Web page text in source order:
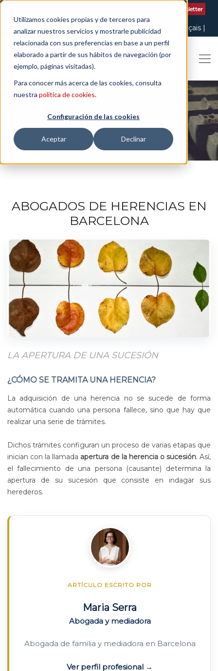
Utilizamos cookies propias y de terceros para
analizar nuestros servicios y mostrarle publicidad
relacionada con sus preferencias en base a un perfil
elaborado a partir de sus hábitos de navegación (por
ejemplo, páginas visitadas).
Para conocer más acerca de las cookies, consulta
nuestra política de cookies.
Configuración de las cookies
Aceptar Declinar
Suscribete a nuestro Newsletter
Español Català
English Français
Italiano
THE ART OF BEING LEGAL
ABOGADOS DE HERENCIAS EN
BARCELONA
LA APERTURA DE UNA SUCESIÓN
¿CÓMO SE TRAMITA UNA HERENCIA?
La adquisición de una herencia no se sucede de forma
automática cuando una persona fallece, sino que hay que
realizar una serie de trámites.
Dichos trámites configuran un proceso de varias etapas que
inician con la llamada apertura de la herencia o sucesión. Así,
el fallecimiento de una persona (causante) determina la
apertura de su sucesión que consiste en indagar sus
herederos.
ARTÍCULO ESCRITO POR
Maria Serra
Abogada y mediadora
Abogada de familia y mediadora en Barcelona
Ver perfil profesional